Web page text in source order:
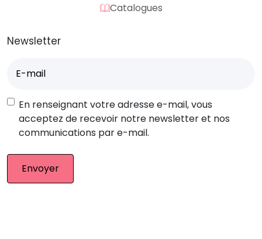
Catalogues
Newsletter
mail(Nécessaire)
RGPD
En renseignant votre adresse e-mail, vous
acceptez de recevoir notre newsletter et nos
communications par e-mail.